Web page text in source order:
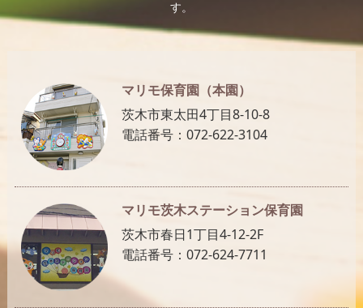
す。
マリモ保育園（本園）
茨木市東太田4丁目8-10-8
電話番号：072-622-3104
マリモ茨木ステーション保育園
茨木市春日1丁目4-12-2F
電話番号：072-624-7711